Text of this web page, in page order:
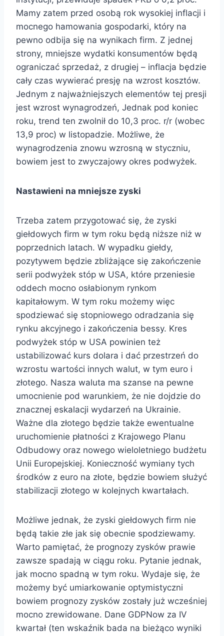
Mamy zatem przed osobą rok wysokiej inflacji i
mocnego hamowania gospodarki, który na
pewno odbija się na wynikach firm. Z jednej
strony, mniejsze wydatki konsumentów będą
ograniczać sprzedaż, z drugiej – inflacja będzie
cały czas wywierać presję na wzrost kosztów.
Jednym z najważniejszych elementów tej presji
jest wzrost wynagrodzeń, Jednak pod koniec
roku, trend ten zwolnił do 10,3 proc. r/r (wobec
13,9 proc) w listopadzie. Możliwe, że
wynagrodzenia znowu wzrosną w styczniu,
bowiem jest to zwyczajowy okres podwyżek.
Nastawieni na mniejsze zyski
Trzeba zatem przygotować się, że zyski
giełdowych firm w tym roku będą niższe niż w
poprzednich latach. W wypadku giełdy,
pozytywem będzie zbliżające się zakończenie
serii podwyżek stóp w USA, które przeniesie
oddech mocno osłabionym rynkom
kapitałowym. W tym roku możemy więc
spodziewać się stopniowego odradzania się
rynku akcyjnego i zakończenia bessy. Kres
podwyżek stóp w USA powinien też
ustabilizować kurs dolara i dać przestrzeń do
wzrostu wartości innych walut, w tym euro i
złotego. Nasza waluta ma szanse na pewne
umocnienie pod warunkiem, że nie dojdzie do
znacznej eskalacji wydarzeń na Ukrainie.
Ważne dla złotego będzie także ewentualne
uruchomienie płatności z Krajowego Planu
Odbudowy oraz nowego wieloletniego budżetu
Unii Europejskiej. Konieczność wymiany tych
środków z euro na złote, będzie bowiem służyć
stabilizacji złotego w kolejnych kwartałach.
Możliwe jednak, że zyski giełdowych firm nie
będą takie złe jak się obecnie spodziewamy.
Warto pamiętać, że prognozy zysków prawie
zawsze spadają w ciągu roku. Pytanie jednak,
jak mocno spadną w tym roku. Wydaje się, że
możemy być umiarkowanie optymistyczni
bowiem prognozy zysków zostały już wcześniej
mocno zrewidowane. Dane GDPNow za IV
kwartał (ten wskaźnik bada na bieżąco wyniki